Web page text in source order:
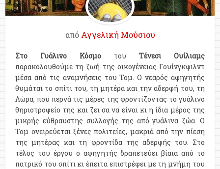
από Αγγελική Μούσιου
Στο Γυάλινο Κόσμο του Τένεσι Ουίλιαμς
παρακολουθούμε τη ζωή της οικογένειας Γουίνγκφιλντ
μέσα από τις αναμνήσεις του Τομ. Ο νεαρός αφηγητής
θυμάται το σπίτι του, τη μητέρα και την αδερφή του, τη
Λώρα, που περνά τις μέρες της φροντίζοντας το γυάλινο
θηριοτροφείο της και ζει σα να είναι κι η ίδια μέρος της
μικρής εύθραυστης συλλογής της από γυάλινα ζώα. Ο
Τομ ονειρεύεται ξένες πολιτείες, μακριά από την πίεση
της μητέρας και τη φροντίδα της αδερφής του. Στο
τέλος του έργου ο αφηγητής δραπετεύει βίαια από το
πατρικό του σπίτι κι έπειτα επιστρέφει με τη μνήμη του